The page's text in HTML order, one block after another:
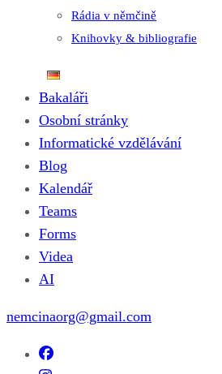
Rádia v němčině
Knihovky & bibliografie
Bakaláři
Osobní stránky
Informatické vzdělávání
Blog
Kalendář
Teams
Forms
Videa
AI
nemcinaorg@gmail.com